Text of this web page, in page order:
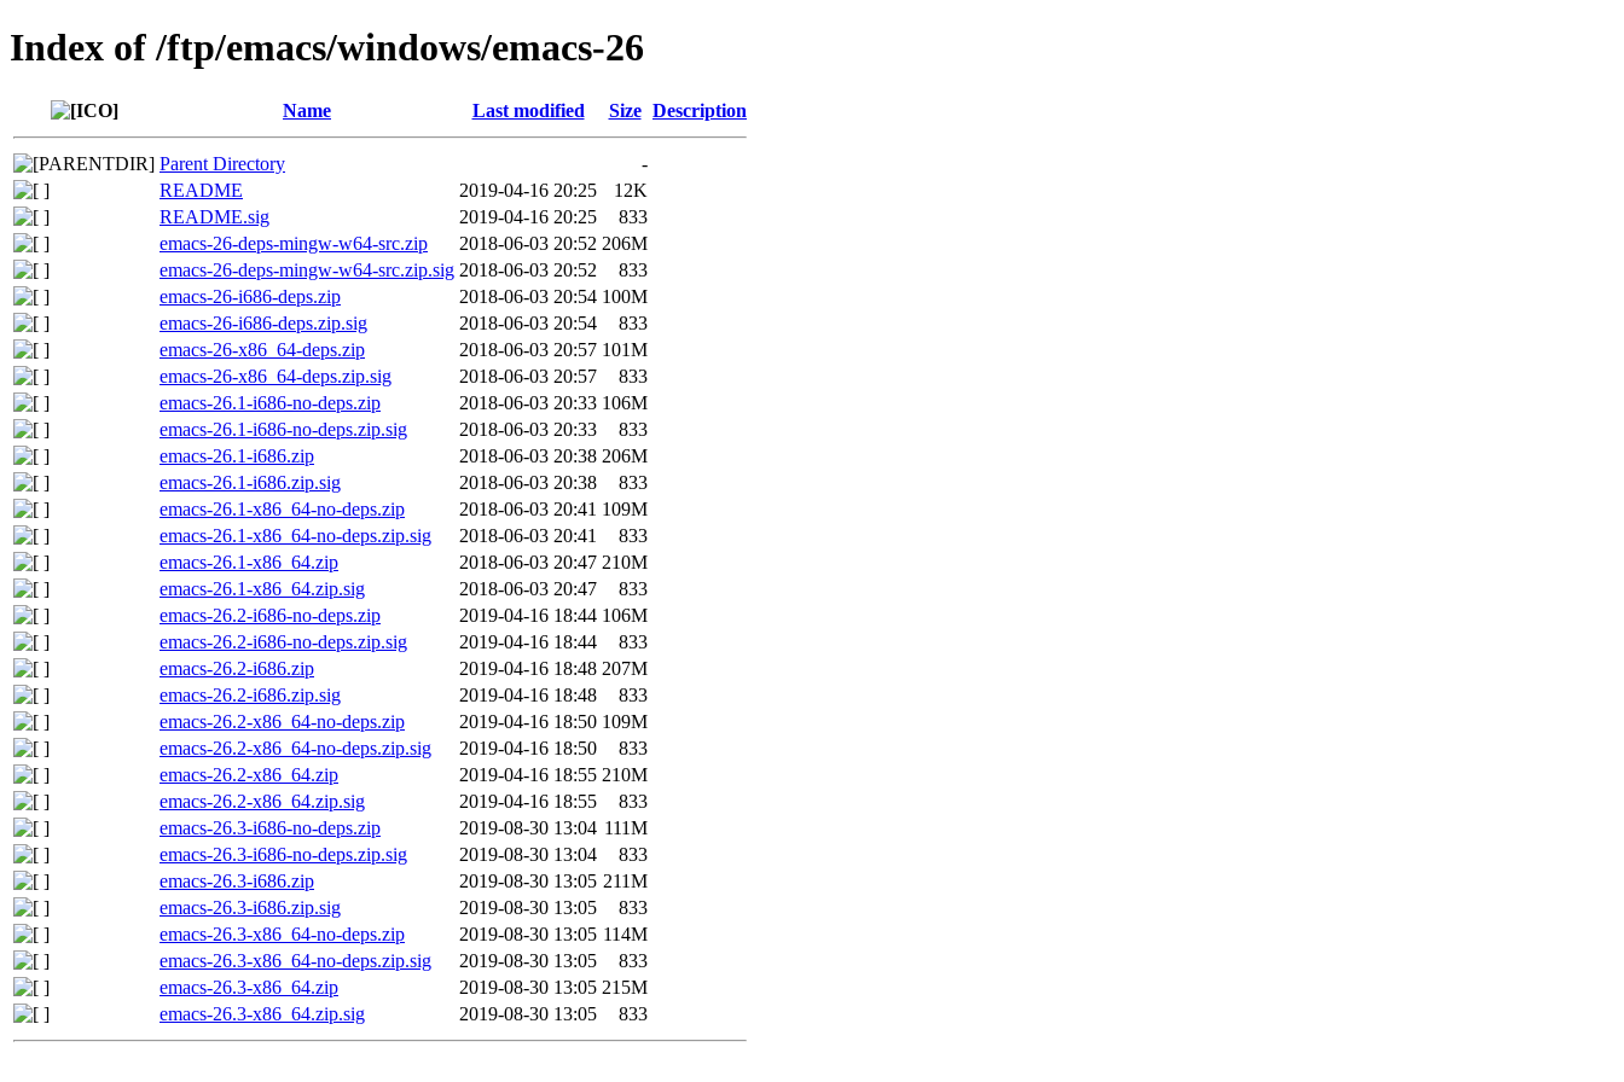
Index of /ftp/emacs/windows/emacs-26
Name Last modified Size Description
Parent Directory
-
README
2019-04-16 20:25
12K
README.sig
2019-04-16 20:25
833
emacs-26-deps-mingw-w64-src.zip
2018-06-03 20:52 206M
emacs-26-deps-mingw-w64-src.zip.sig 2018-06-03 20:52
833
emacs-26-i686-deps.zip
2018-06-03 20:54 100M
emacs-26-i686-deps.zip.sig
2018-06-03 20:54
833
emacs-26-x86_64-deps.zip
2018-06-03 20:57 101M
emacs-26-x86_64-deps.zip.sig
2018-06-03 20:57
833
emacs-26.1-i686-no-deps.zip
2018-06-03 20:33 106M
emacs-26.1-i686-no-deps.zip.sig
2018-06-03 20:33
833
emacs-26.1-i686.zip
2018-06-03 20:38 206M
emacs-26.1-i686.zip.sig
2018-06-03 20:38
833
emacs-26.1-x86_64-no-deps.zip
2018-06-03 20:41 109M
emacs-26.1-x86_64-no-deps.zip.sig
2018-06-03 20:41
833
emacs-26.1-x86_64.zip
2018-06-03 20:47 210M
emacs-26.1-x86_64.zip.sig
2018-06-03 20:47
833
emacs-26.2-i686-no-deps.zip
2019-04-16 18:44 106M
emacs-26.2-i686-no-deps.zip.sig
2019-04-16 18:44
833
emacs-26.2-i686.zip
2019-04-16 18:48 207M
emacs-26.2-i686.zip.sig
2019-04-16 18:48
833
emacs-26.2-x86_64-no-deps.zip
2019-04-16 18:50 109M
emacs-26.2-x86_64-no-deps.zip.sig
2019-04-16 18:50
833
emacs-26.2-x86_64.zip
2019-04-16 18:55 210M
emacs-26.2-x86_64.zip.sig
2019-04-16 18:55
833
emacs-26.3-i686-no-deps.zip
2019-08-30 13:04 111M
emacs-26.3-i686-no-deps.zip.sig
2019-08-30 13:04
833
emacs-26.3-i686.zip
2019-08-30 13:05 211M
emacs-26.3-i686.zip.sig
2019-08-30 13:05
833
emacs-26.3-x86_64-no-deps.zip
2019-08-30 13:05 114M
emacs-26.3-x86_64-no-deps.zip.sig
2019-08-30 13:05
833
emacs-26.3-x86_64.zip
2019-08-30 13:05 215M
emacs-26.3-x86_64.zip.sig
2019-08-30 13:05 833